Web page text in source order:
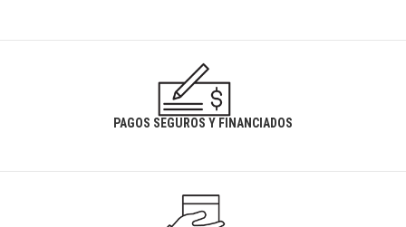
PAGOS SEGUROS Y FINANCIADOS